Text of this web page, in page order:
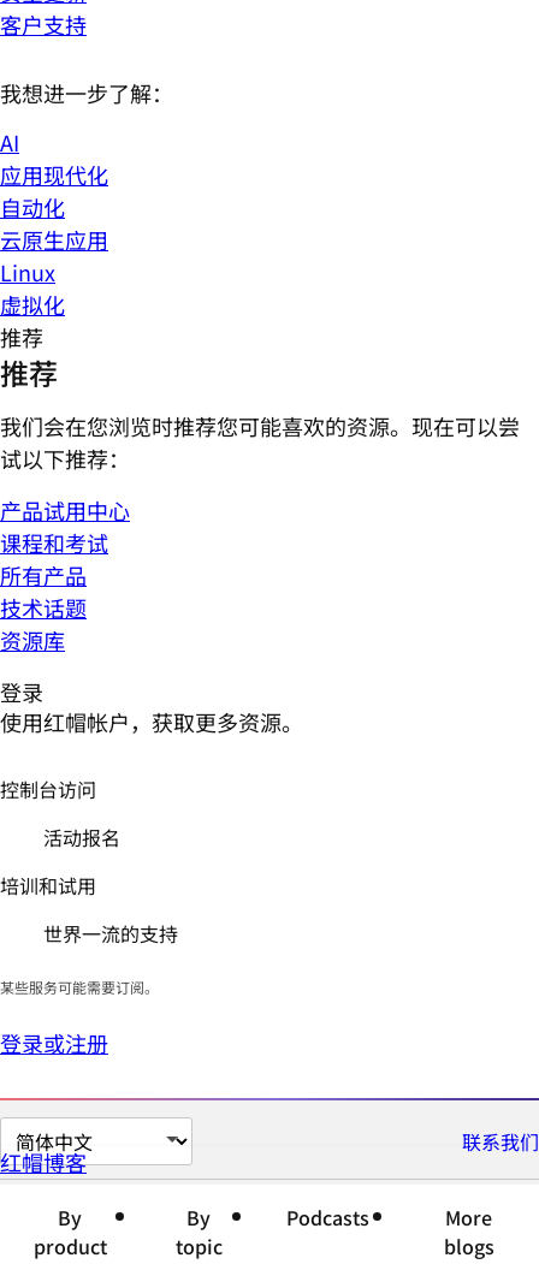
客户支持
我想进一步了解：
AI
应用现代化
自动化
云原生应用
Linux
虚拟化
推荐
推荐
我们会在您浏览时推荐您可能喜欢的资源。现在可以尝
试以下推荐：
产品试用中心
课程和考试
所有产品
技术话题
资源库
登录
使用红帽帐户，获取更多资源。
控制台访问
活动报名
培训和试用
世界一流的支持
某些服务可能需要订阅。
登录或注册
切
换
联系我们
红帽博客
By
product
By
topic
Podcasts
More
blogs